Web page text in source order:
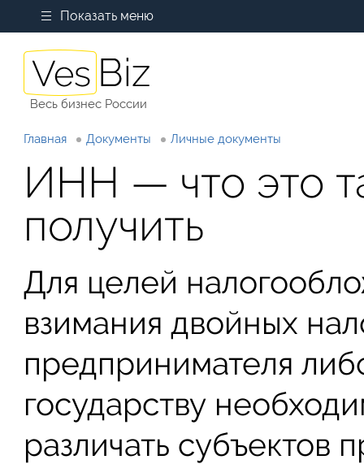
Показать меню
Весь бизнес России
Главная Документы Личные документы
ИНН — что это
получить
Для целей
взимания двойных
предпринимателя
государству
различать субъектов